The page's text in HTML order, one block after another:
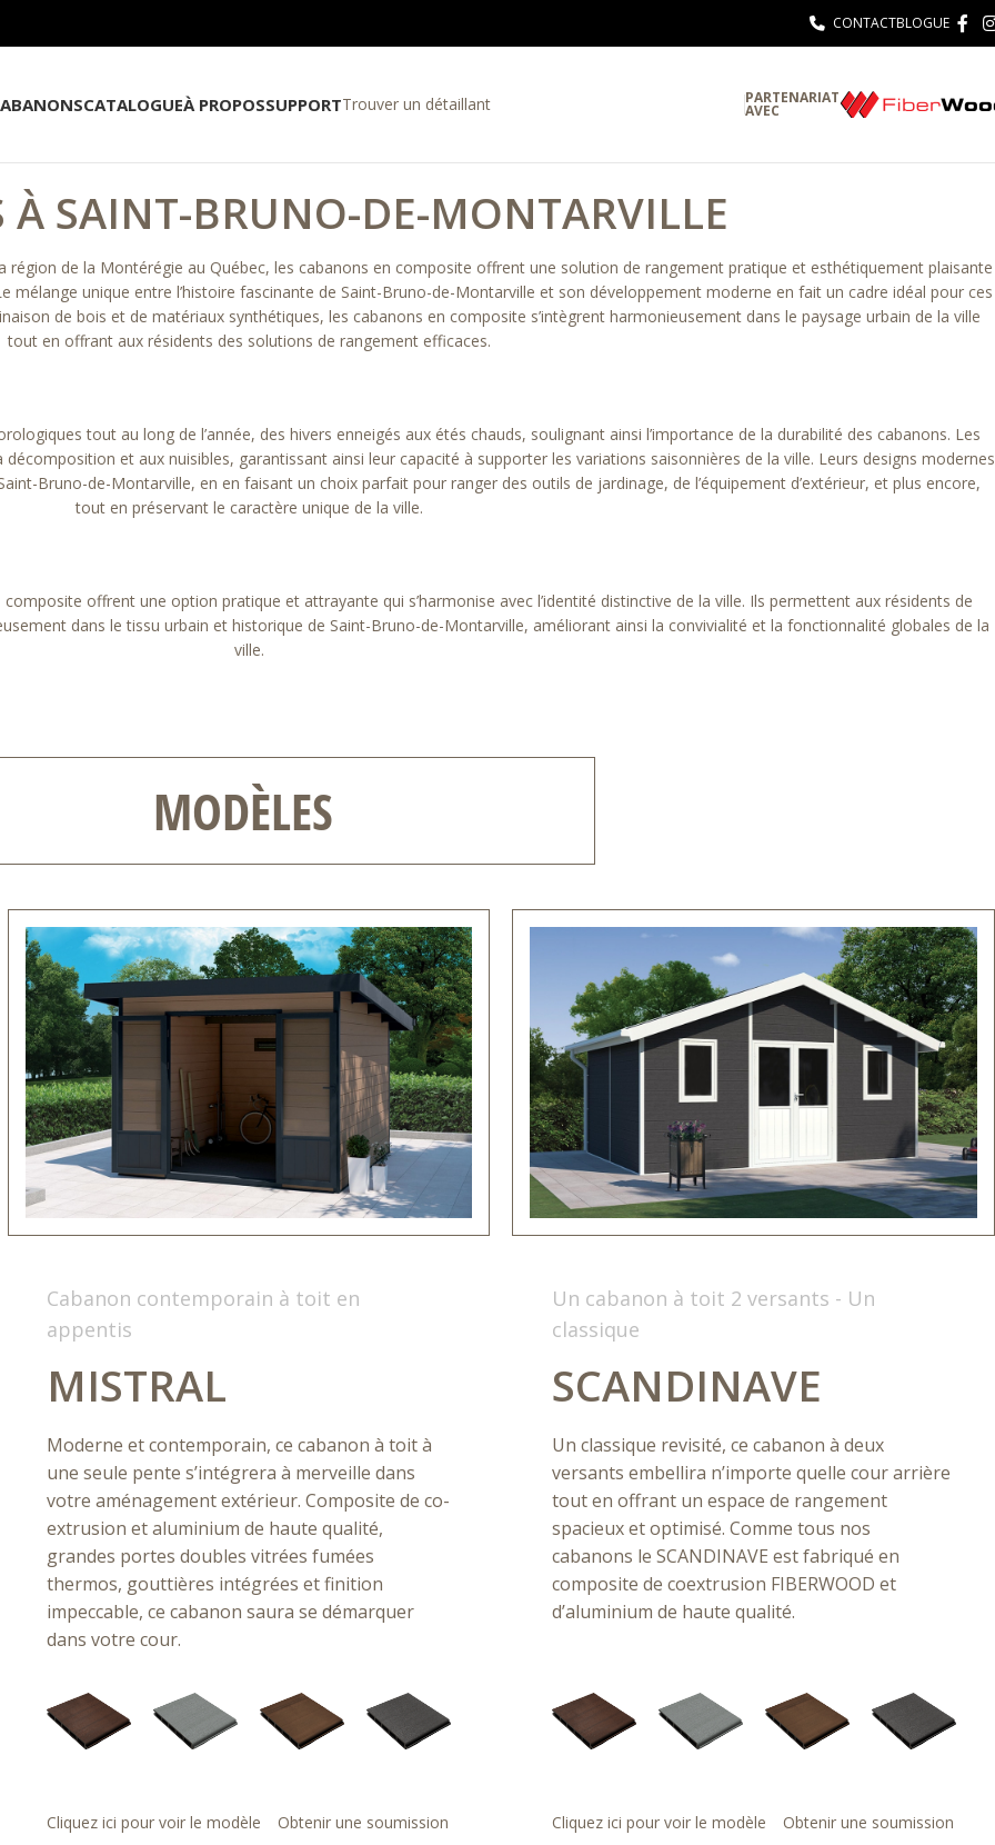
CONTACTBLOGUE
CATALOGUEÀ PROPOSSUPPORTTrouver un détaillant PARTENARIAT
AVEC
SAINT-BRUNO-DE-MONTARVILLE
de la Montérégie au Québec, les cabanons en composite offrent une solution de rangement pratique et esthétiquement plaisante
mélange unique entre l’histoire fascinante de Saint-Bruno-de-Montarville et son développement moderne en fait un cadre idéal pour ces
de bois et de matériaux synthétiques, les cabanons en composite s’intègrent harmonieusement dans le paysage urbain de la ville
tout en offrant aux résidents des solutions de rangement efficaces.
tout au long de l’année, des hivers enneigés aux étés chauds, soulignant ainsi l’importance de la durabilité des cabanons. Les
et aux nuisibles, garantissant ainsi leur capacité à supporter les variations saisonnières de la ville. Leurs designs modernes
Bruno-de-Montarville, en en faisant un choix parfait pour ranger des outils de jardinage, de l’équipement d’extérieur, et plus encore,
tout en préservant le caractère unique de la ville.
offrent une option pratique et attrayante qui s’harmonise avec l’identité distinctive de la ville. Ils permettent aux résidents de
dans le tissu urbain et historique de Saint-Bruno-de-Montarville, améliorant ainsi la convivialité et la fonctionnalité globales de la
ville.
MODÈLES
Cabanon contemporain à toit en
appentis
MISTRAL
Moderne et contemporain, ce cabanon à toit à
une seule pente s’intégrera à merveille dans
votre aménagement extérieur. Composite de co-
extrusion et aluminium de haute qualité,
grandes portes doubles vitrées fumées
thermos, gouttières intégrées et finition
impeccable, ce cabanon saura se démarquer
dans votre cour.
Cliquez ici pour voir le modèle Obtenir une soumission
Un cabanon à toit 2 versants - Un
classique
SCANDINAVE
Un classique revisité, ce cabanon à deux
versants embellira n’importe quelle cour arrière
tout en offrant un espace de rangement
spacieux et optimisé. Comme tous nos
cabanons le SCANDINAVE est fabriqué en
composite de coextrusion FIBERWOOD et
d’aluminium de haute qualité.
Cliquez ici pour voir le modèle Obtenir une soumission